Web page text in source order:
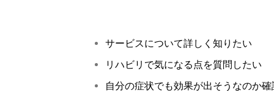
サービスについて詳しく知りたい
リハビリで気になる点を質問したい
自分の症状でも効果が出そうなのか